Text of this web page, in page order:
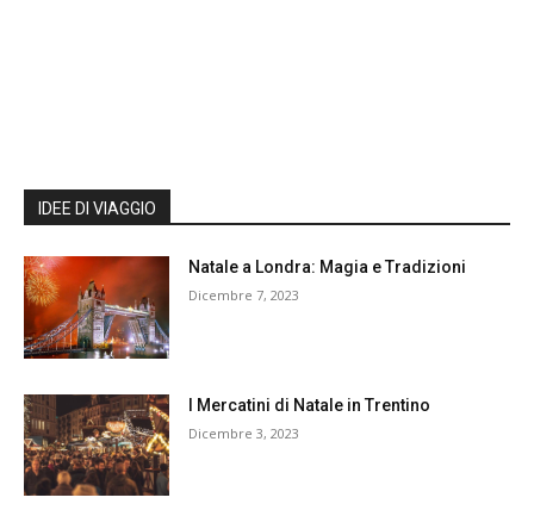
IDEE DI VIAGGIO
Natale a Londra: Magia e Tradizioni
Dicembre 7, 2023
I Mercatini di Natale in Trentino
Dicembre 3, 2023